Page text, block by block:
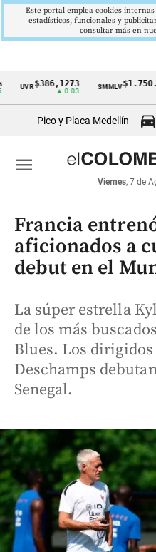
Cintillo
económicos
Colombia
$386,1273
▲ 0.03
SMMLV$1.750.905
Pico y Placa Medellín
Viernes, 7 de
menu
Francia
aficionados a
debut en el
La súper estrella
de los más
Blues. Los
Deschamps
Senegal.
Este portal emplea cookies
estadísticos, funcionales y
consultar más en